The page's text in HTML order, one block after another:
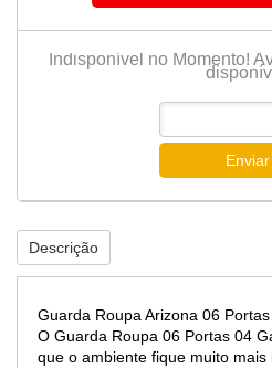
Indisponível no Momento!
Enviar
Descrição
Guarda Roupa Arizona 06
O Guarda Roupa 06 Portas 04
que o ambiente fique muito